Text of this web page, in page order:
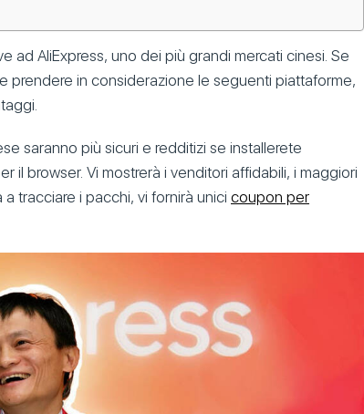
ad AliExpress, uno dei più grandi mercati cinesi. Se
prendere in considerazione le seguenti piattaforme,
saranno più sicuri e redditizi se installerete
il browser. Vi mostrerà i venditori affidabili, i maggiori
a tracciare i pacchi, vi fornirà unici coupon per